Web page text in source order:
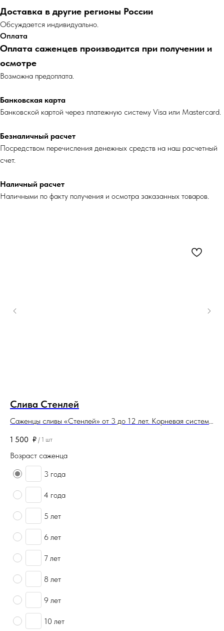
Доставка в другие регионы России
Обсуждается индивидуально.
Оплата
Оплата саженцев производится при получении и
осмотре
Возможна предоплата.
Банковская карта
Банковской картой через платежную систему Visa или Mastercard.
Безналичный расчет
Посредством перечисления денежных средств на наш расчетный
счет.
Наличный расчет
Наличными по факту получения и осмотра заказанных товаров.
Слива Стенлей
Саженцы сливы «Стенлей» от 3 до 12 лет. Корневая система
в комах.
1 500 ₽ / 1 шт
Возраст саженца
3 года
4 года
5 лет
6 лет
7 лет
8 лет
9 лет
10 лет